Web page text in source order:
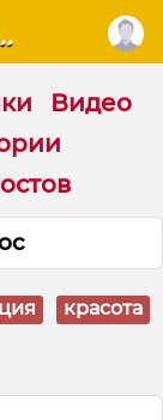
Видео
красота